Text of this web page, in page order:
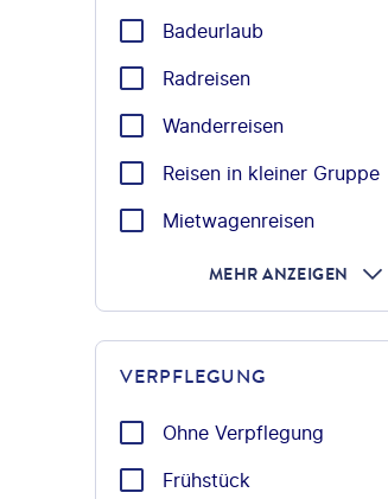
Badeurlaub
Radreisen
Wanderreisen
Reisen in kleiner Gruppe
Mietwagenreisen
MEHR ANZEIGEN
VERPFLEGUNG
Ohne Verpflegung
Frühstück